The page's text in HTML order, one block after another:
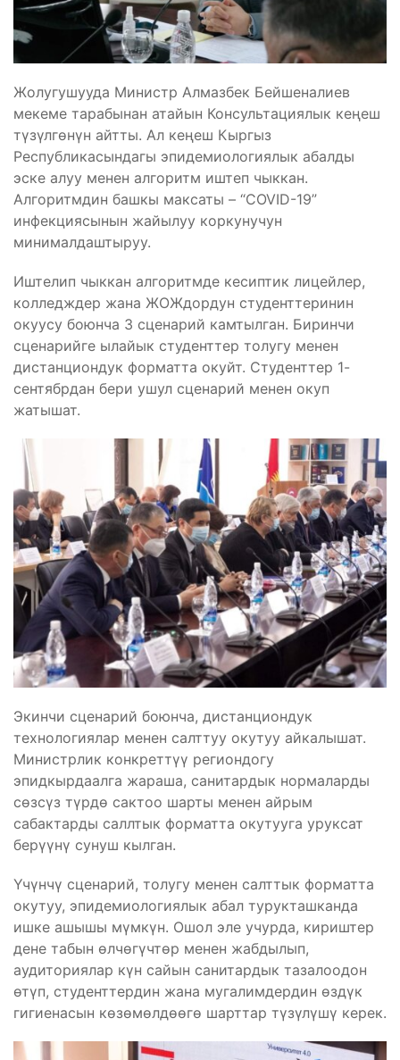
Жолугушууда Министр Алмазбек Бейшеналиев
мекеме тарабынан атайын Консультациялык кеңеш
түзүлгөнүн айтты. Ал кеңеш Кыргыз
Республикасындагы эпидемиологиялык абалды
эске алуу менен алгоритм иштеп чыккан.
Алгоритмдин башкы максаты – “COVID-19”
инфекциясынын жайылуу коркунучун
минималдаштыруу.
Иштелип чыккан алгоритмде кесиптик лицейлер,
колледждер жана ЖОЖдордун студенттеринин
окуусу боюнча 3 сценарий камтылган. Биринчи
сценарийге ылайык студенттер толугу менен
дистанциондук форматта окуйт. Студенттер 1-
сентябрдан бери ушул сценарий менен окуп
жатышат.
Экинчи сценарий боюнча, дистанциондук
технологиялар менен салттуу окутуу айкалышат.
Министрлик конкреттүү региондогу
эпидкырдаалга жараша, санитардык нормаларды
сөзсүз түрдө сактоо шарты менен айрым
сабактарды саллтык форматта окутууга уруксат
берүүнү сунуш кылган.
Үчүнчү сценарий, толугу менен салттык форматта
окутуу, эпидемиологиялык абал турукташканда
ишке ашышы мүмкүн. Ошол эле учурда, кириштер
дене табын өлчөгүчтөр менен жабдылып,
аудиториялар күн сайын санитардык тазалоодон
өтүп, студенттердин жана мугалимдердин өздүк
гигиенасын көзөмөлдөөгө шарттар түзүлүшү керек.